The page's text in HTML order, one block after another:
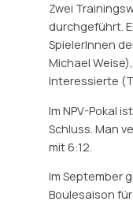
Zwei
durchgeführt.
SpielerInnen
Michael
Interessierte
Im NPV-Pokal
Schluss. Man
mit 6:12.
Im September
Boulesaison